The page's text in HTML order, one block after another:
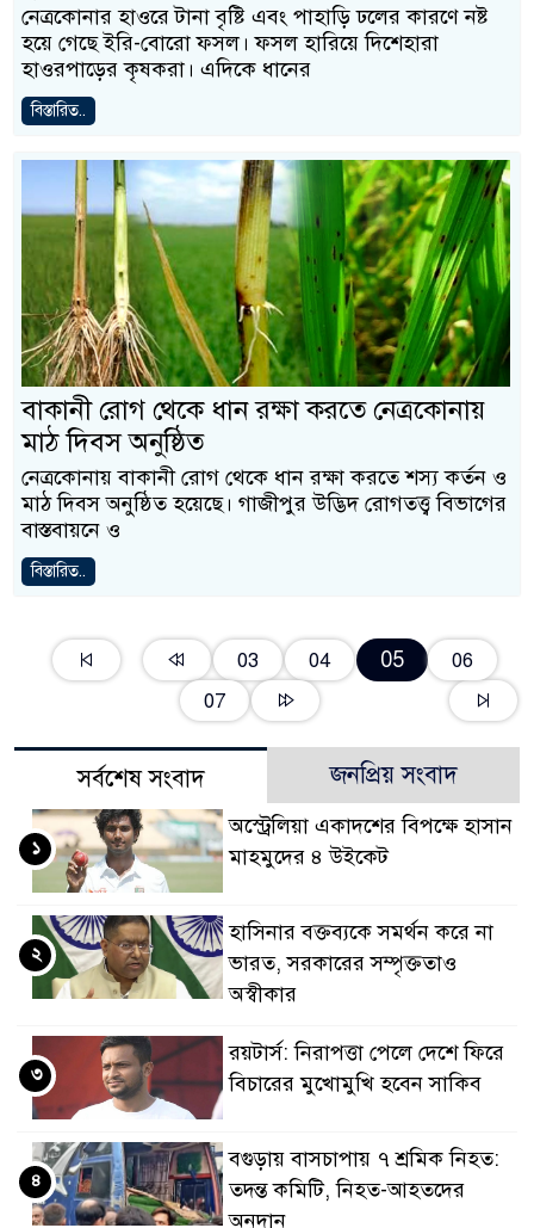
নেত্রকোনার হাওরে টানা বৃষ্টি এবং পাহাড়ি ঢলের কারণে নষ্ট
হয়ে গেছে ইরি-বোরো ফসল। ফসল হারিয়ে দিশেহারা
হাওরপাড়ের কৃষকরা। এদিকে ধানের
বিস্তারিত..
বাকানী রোগ থেকে ধান রক্ষা করতে নেত্রকোনায়
মাঠ দিবস অনুষ্ঠিত
নেত্রকোনায় বাকানী রোগ থেকে ধান রক্ষা করতে শস্য কর্তন ও
মাঠ দিবস অনুষ্ঠিত হয়েছে। গাজীপুর উদ্ভিদ রোগতত্ত্ব বিভাগের
বাস্তবায়নে ও
বিস্তারিত..
03 04 05
06
07
সর্বশেষ সংবাদ জনপ্রিয় সংবাদ
অস্ট্রেলিয়া একাদশের বিপক্ষে হাসান
মাহমুদের ৪ উইকেট
১
হাসিনার বক্তব্যকে সমর্থন করে না
ভারত, সরকারের সম্পৃক্ততাও
অস্বীকার
২
রয়টার্স: নিরাপত্তা পেলে দেশে ফিরে
বিচারের মুখোমুখি হবেন সাকিব
৩
বগুড়ায় বাসচাপায় ৭ শ্রমিক নিহত:
তদন্ত কমিটি, নিহত-আহতদের
অনুদান
৪